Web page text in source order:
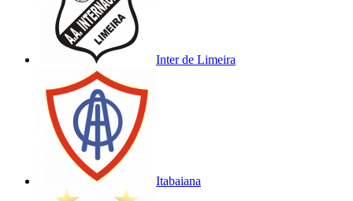
Inter de Limeira
Itabaiana